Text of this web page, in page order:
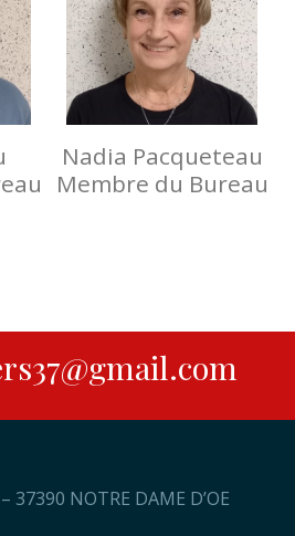
Nadia Pacqueteau
Membre du Bureau
NOTRE DAME D’OE